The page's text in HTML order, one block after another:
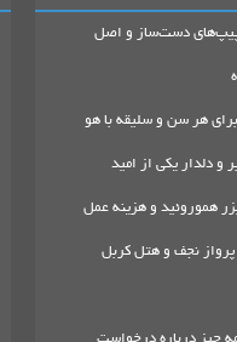
پیپ‌های دست‌ساز و اصل
هر سن و سلیقه با هو
و دلدار یکی از امید
هموروئید و هزینه عمل
پرواز نجف و هتل کربل